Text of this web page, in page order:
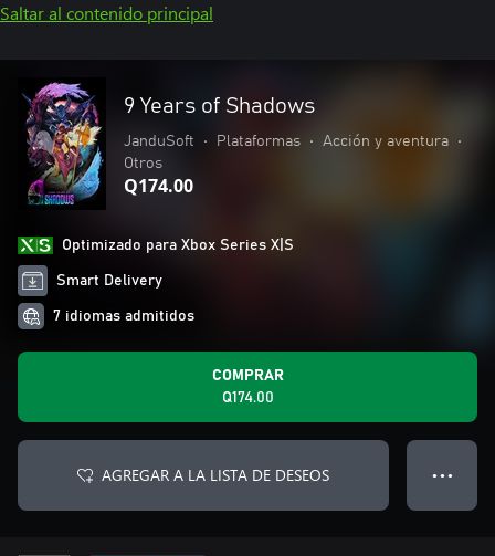
Saltar al contenido principal
9 Years of Shadows
JanduSoft • Plataformas • Acción y aventura
•
Otros
Q174.00
Optimizado para Xbox Series X|S
Smart Delivery
7 idiomas admitidos
COMPRAR
Q174.00
AGREGAR A LA LISTA DE DESEOS ● ● ●